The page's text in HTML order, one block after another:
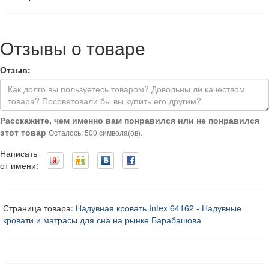
Отзывы о товаре
Отзыв:
Расскажите, чем именно вам понравился или не понравился
этот товар Осталось: 500 символа(ов).
Написать
от имени:
Страница товара: Надувная кровать Intex 64162 - Надувные
кровати и матрасы для сна на рынке Барабашова